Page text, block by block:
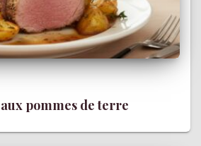
pommes de terre